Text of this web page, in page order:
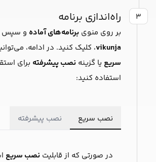
۳ راه‌اندازی برنامه
بر روی منوی برنامه‌های آماده و سپس
vikunja، کلیک کنید. در ادامه،
سریع یا گزینه نصب پیشرفته برای
استفاده کنید:
نصب سریع نصب پیشرفته
در صورتی که از قابلیت نصب سریع